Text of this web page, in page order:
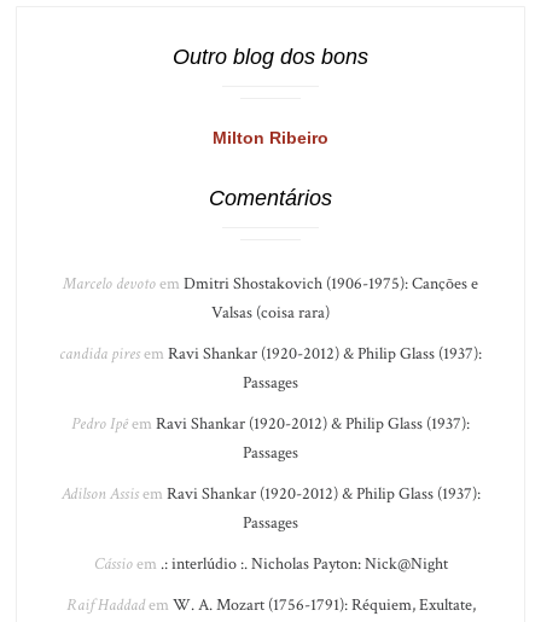
Outro blog dos bons
Milton Ribeiro
Comentários
Marcelo devotoem Dmitri Shostakovich (1906-1975): Canções e
Valsas (coisa rara)
candida piresem Ravi Shankar (1920-2012) & Philip Glass (1937):
Passages
Pedro Ipêem Ravi Shankar (1920-2012) & Philip Glass (1937):
Passages
Adilson Assisem Ravi Shankar (1920-2012) & Philip Glass (1937):
Passages
Cássioem .: interlúdio :. Nicholas Payton: Nick@Night
Raif Haddadem W. A. Mozart (1756-1791): Réquiem, Exultate,